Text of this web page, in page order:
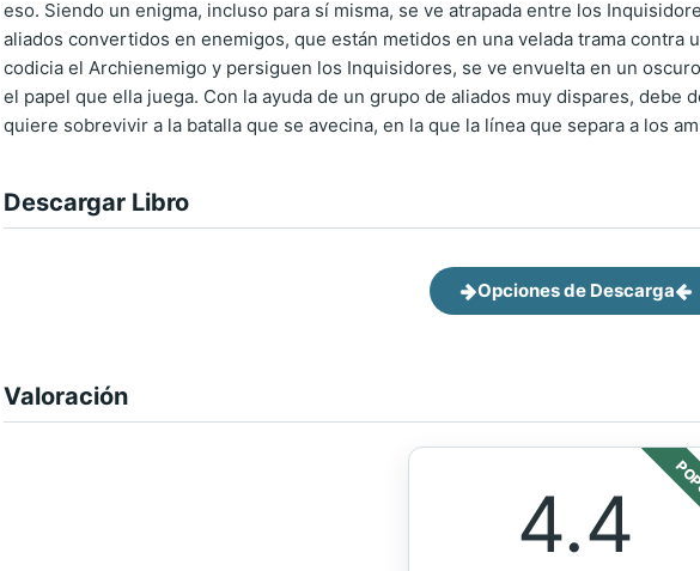
eso. Siendo un enigma, incluso para sí misma, se ve atrapada entre los
aliados convertidos en enemigos, que están metidos en una velada trama contra
codicia el Archienemigo y persiguen los Inquisidores, se ve envuelta en un
el papel que ella juega. Con la ayuda de un grupo de aliados muy dispares, debe
quiere sobrevivir a la batalla que se avecina, en la que la línea que separa a los
Descargar Libro
Opciones de Descarga
Valoración
4.4